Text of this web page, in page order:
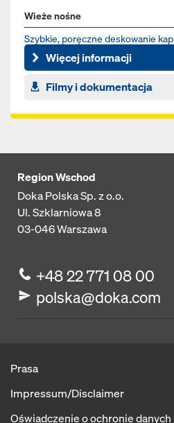
Wieże nośne
Szybkie, poręczne deskowanie kap
Więcej informacji
Filmy i dokumentacja
Region Wschod
Doka Polska Sp. z o.o.
Ul. Szklarniowa 8
03-046Warszawa
+48 22 771 08 00
polska@doka.com
Prasa
Impressum/Disclaimer
Oświadczenie o ochronie danych